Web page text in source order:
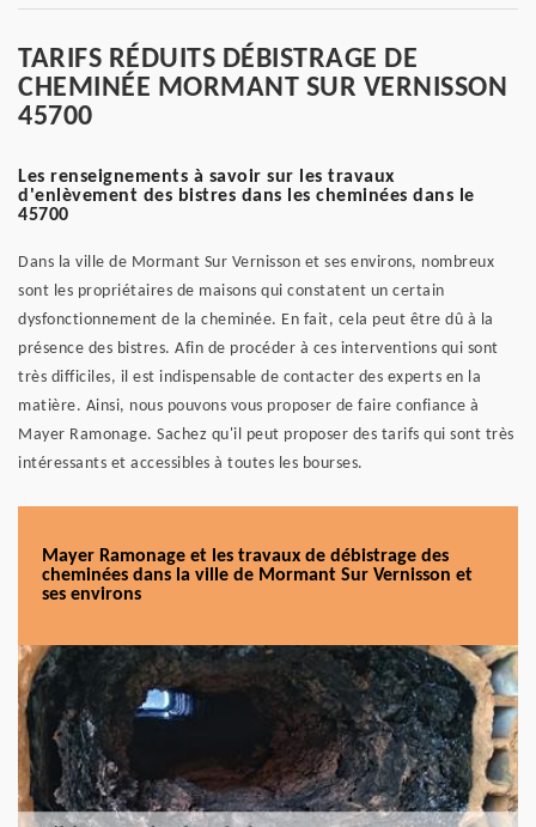
TARIFS RÉDUITS DÉBISTRAGE DE
CHEMINÉE MORMANT SUR VERNISSON
45700
Les renseignements à savoir sur les travaux
d'enlèvement des bistres dans les cheminées dans le
45700
Dans la ville de Mormant Sur Vernisson et ses environs, nombreux
sont les propriétaires de maisons qui constatent un certain
dysfonctionnement de la cheminée. En fait, cela peut être dû à la
présence des bistres. Afin de procéder à ces interventions qui sont
très difficiles, il est indispensable de contacter des experts en la
matière. Ainsi, nous pouvons vous proposer de faire confiance à
Mayer Ramonage. Sachez qu'il peut proposer des tarifs qui sont très
intéressants et accessibles à toutes les bourses.
Mayer Ramonage et les travaux de débistrage des
cheminées dans la ville de Mormant Sur Vernisson et
ses environs